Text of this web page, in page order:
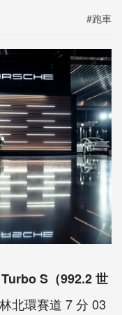
#跑車
S（992.2 世
北環賽道 7 分 03